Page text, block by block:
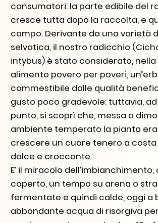
consumatori: la parte edibile del
cresce tutta dopo la raccolta, e
campo. Derivante da una varietà
selvatica, il nostro radicchio
intybus) è stato considerato, nella
alimento povero per poveri,
commestibile dalle qualità
gusto poco gradevole; tuttavia,
punto, si scoprì che, messa a
ambiente temperato la pianta
crescere un cuore tenero a costa
dolce e croccante.
E’ il miracolo
coperto, un tempo su arena o
fermentate e quindi calde, oggi a
abbondante acqua di risorgiva